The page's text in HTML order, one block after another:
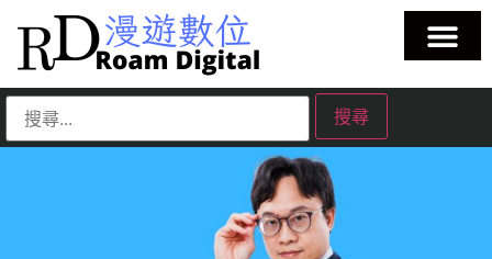
漫遊網路數位世界